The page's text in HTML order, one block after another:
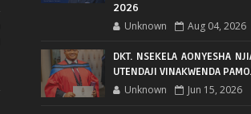
2026
Unknown Aug 04, 2026
DKT. NSEKELA AONYESHA
UTENDAJI VINAKWENDA
Unknown Jun 15, 2026